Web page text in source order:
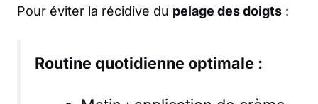
Pour éviter la récidive du pelage des doigts :
Routine quotidienne optimale :